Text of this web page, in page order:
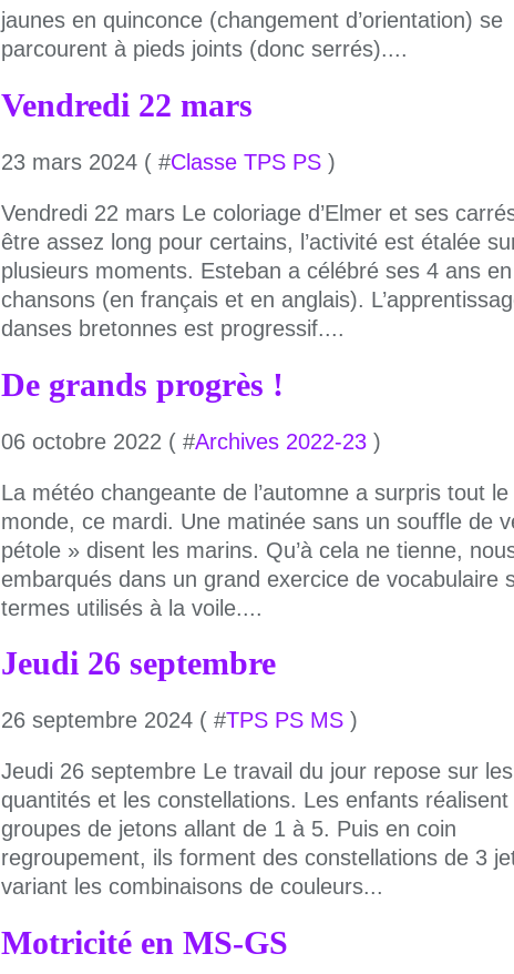
jaunes en quinconce (changement d’orientation) se
parcourent à pieds joints (donc serrés)....
Vendredi 22 mars
23 mars 2024 ( #Classe TPS PS )
Vendredi 22 mars Le coloriage d’Elmer et ses
être assez long pour certains, l’activité est étalée
plusieurs moments. Esteban a célébré ses 4 ans en
chansons (en français et en anglais).
danses bretonnes est progressif....
De grands progrès !
06 octobre 2022 ( #Archives 2022-23 )
La météo changeante de l’automne a surpris tout le
monde, ce mardi. Une matinée sans un souffle de
pétole » disent les marins. Qu’à cela ne tienne,
embarqués dans un grand exercice de vocabulaire
termes utilisés à la voile....
Jeudi 26 septembre
26 septembre 2024 ( #TPS PS MS )
Jeudi 26 septembre Le travail du jour repose sur les
quantités et les constellations. Les enfants réalisent
groupes de jetons allant de 1 à 5. Puis en coin
regroupement, ils forment des constellations de 3
variant les combinaisons de couleurs...
Motricité en MS-GS